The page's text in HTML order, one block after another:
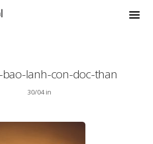
lanh-con-doc-than
30/04 in